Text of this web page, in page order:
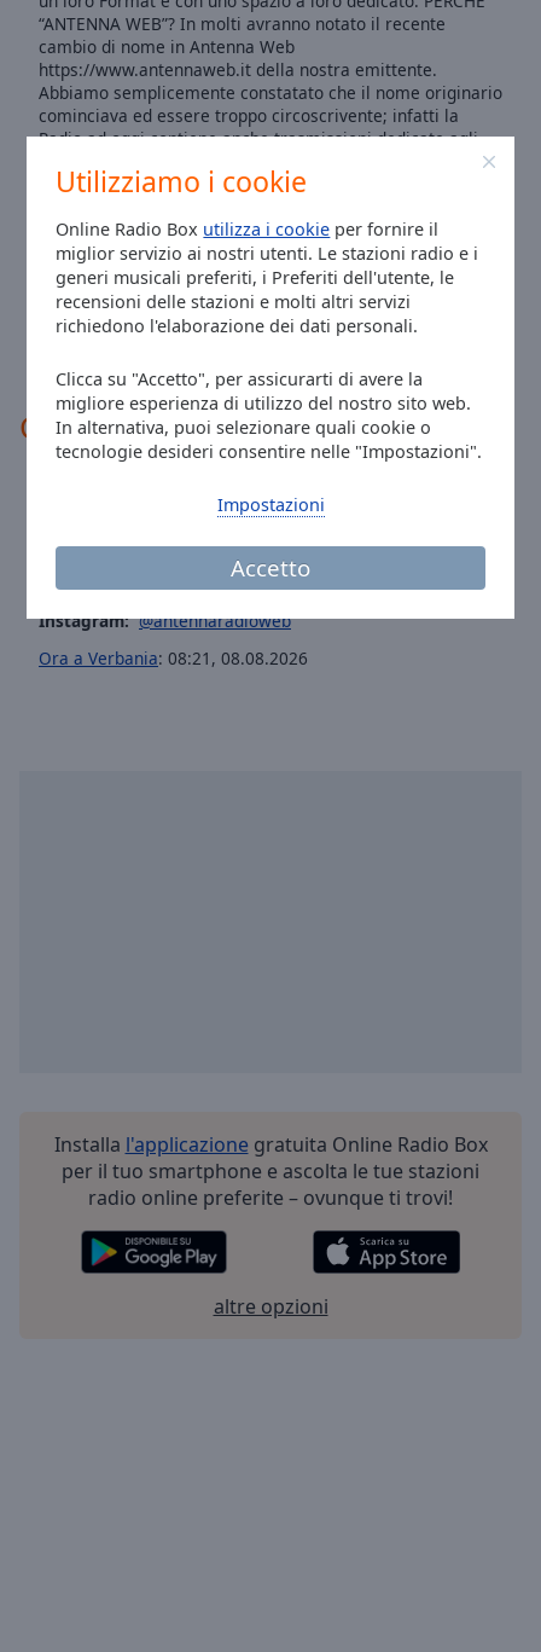
Utilizziamo i cookie
Online Radio Box utilizza i cookie per fornire il
miglior servizio ai nostri utenti. Le stazioni radio e i
generi musicali preferiti, i Preferiti dell'utente, le
recensioni delle stazioni e molti altri servizi
richiedono l'elaborazione dei dati personali.
Clicca su "Accetto", per assicurarti di avere la
migliore esperienza di utilizzo del nostro sito web.
In alternativa, puoi selezionare quali cookie o
tecnologie desideri consentire nelle "Impostazioni".
Accetto
Impostazioni
Done
Modal
Dialog
window.
“ANTENNA WEB”? In molti avranno notato il recente
cambio di nome in Antenna Web
https://www.antennaweb.it della nostra emittente.
Abbiamo semplicemente constatato che il nome originario
cominciava ed essere troppo circoscrivente; infatti la
Radio ad oggi contiene anche trasmissioni dedicate agli
ascoltatori d’Oltreoceano, ed abbiamo quindi pensato che
un nome non riferito ad una specifica località avrebbe
pubblico, senza però voler dimenticare il nome originario
dal quale tutto ha avuto inizio e che merita di comparire a
memoria di ciò che fu inizialmente. Nessun cambiamento
in ciò che questa emittente vuole essere. ovvero una
RADIO LIBERA, senza fini commerciali e di lucro, nessuna
Antenna Web semplicemente la tua radio
Contatti
antennaweb.it
Email:
redazione@antennaweb.it
WhatsApp: +39360343937
Instagram: @antennaradioweb
Ora a Verbania: 08:21 , 08.08.2026
Installa l'applicazionegratuita Online Radio Box
per il tuo smartphone e ascolta le tue stazioni
radio online preferite – ovunque ti trovi!
altre opzioni